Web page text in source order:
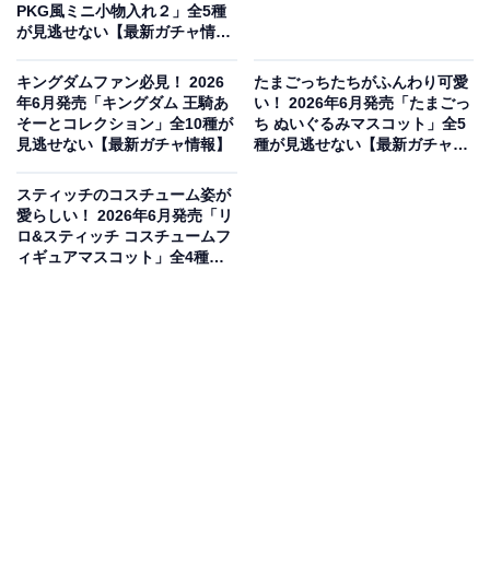
ップとなっています。
PKG風ミニ小物入れ２」全5種
が見逃せない【最新ガチャ情
キングダムファン必見！ 2026
年6月発売「キングダム 王騎あ
そーとコレクション」全10種が
見逃せない【最新ガチャ情報】
たまごっちたちがふんわり可愛
い！ 2026年6月発売「たまごっ
ち ぬいぐるみマスコット」全5
種が見逃せない【最新ガチャ情
スティッチのコスチューム姿が
愛らしい！ 2026年6月発売「リ
ロ&スティッチ コスチュームフ
ィギュアマスコット」全4種が